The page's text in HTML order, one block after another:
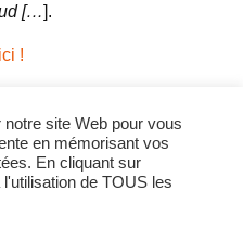
[…].
!
site Web pour vous
en mémorisant vos
En cliquant sur
de TOUS les